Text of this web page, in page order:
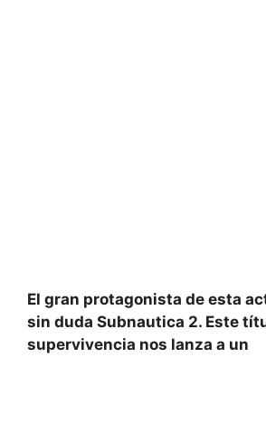
El gran protagonista de esta
sin duda Subnautica 2. Este
supervivencia nos lanza a un